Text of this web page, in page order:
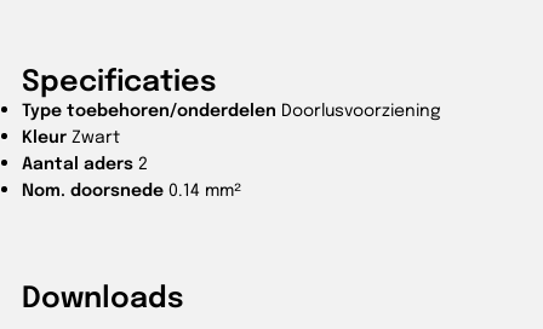
Specificaties
Type toebehoren/onderdelen Doorlusvoorziening
Kleur Zwart
Aantal aders 2
Nom. doorsnede 0.14 mm²
Downloads